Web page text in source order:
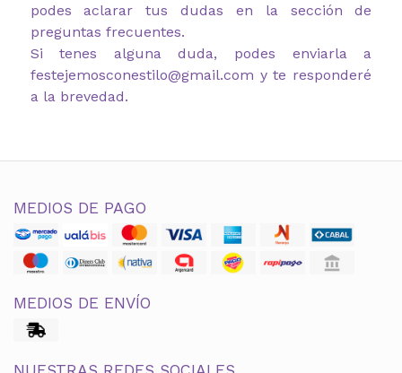
podes aclarar tus dudas en la sección de
preguntas frecuentes.
Si tenes alguna duda, podes enviarla a
festejemosconestilo@gmail.com y te responderé
a la brevedad.
MEDIOS DE PAGO
MEDIOS DE ENVÍO